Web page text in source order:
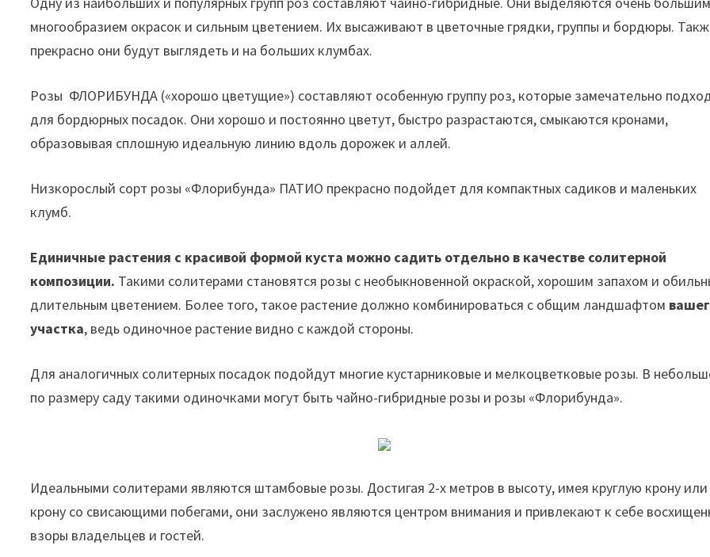
многообразием окрасок и сильным цветением. Их высаживают в цветочные грядки, группы и бордюры.
прекрасно они будут выглядеть и на больших клумбах.
Розы ФЛОРИБУНДА («хорошо цветущие») составляют особенную группу роз, которые замечательно
для бордюрных посадок. Они хорошо и постоянно цветут, быстро разрастаются, смыкаются кронами,
образовывая сплошную идеальную линию вдоль дорожек и аллей.
Низкорослый сорт розы «Флорибунда» ПАТИО прекрасно подойдет для компактных садиков и маленьких
клумб.
Единичные растения с красивой формой куста можно садить отдельно в качестве солитерной
композиции. Такими солитерами становятся розы с необыкновенной окраской, хорошим запахом и
длительным цветением. Более того, такое растение должно комбинироваться с общим ландшафтом
участка, ведь одиночное растение видно с каждой стороны.
Для аналогичных солитерных посадок подойдут многие кустарниковые и мелкоцветковые розы. В
по размеру саду такими одиночками могут быть чайно-гибридные розы и розы «Флорибунда».
Идеальными солитерами являются штамбовые розы. Достигая 2-х метров в высоту, имея круглую крону или
крону со свисающими побегами, они заслужено являются центром внимания и привлекают к себе
взоры владельцев и гостей.